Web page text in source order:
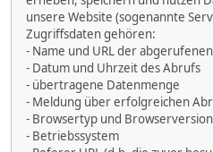
unsere Website (sogenannte
Zugriffsdaten gehören:
- Name und URL der
- Datum und Uhrzeit des Abrufs
- übertragene Datenmenge
- Meldung über erfolgreichen
- Browsertyp und Browserversion
- Betriebssystem